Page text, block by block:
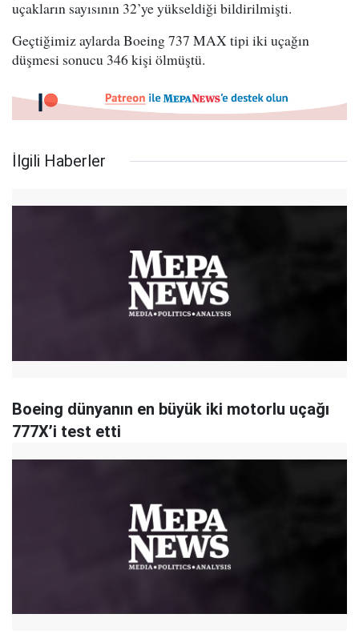
uçakların sayısının 32’ye yükseldiği bildirilmişti.
Geçtiğimiz aylarda Boeing 737 MAX tipi iki uçağın
düşmesi sonucu 346 kişi ölmüştü.
İlgili Haberler
Boeing dünyanın en büyük iki motorlu uçağı
777X’i test etti